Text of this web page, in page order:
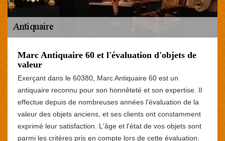
Marc Antiquaire 60 et l'évaluation d'objets de
valeur
Exerçant dans le 60380, Marc Antiquaire 60 est un
antiquaire reconnu pour son honnêteté et son expertise. Il
effectue depuis de nombreuses années l'évaluation de la
valeur des objets anciens, et ses clients ont constamment
exprimé leur satisfaction. L'âge et l'état de vos objets sont
parmi les critères pris en compte lors de cette évaluation.